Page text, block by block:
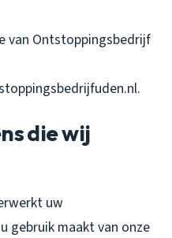
van Ontstoppingsbedrijf
die wij
uw
gebruik maakt van onze